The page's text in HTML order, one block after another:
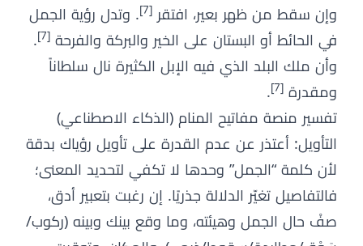
وإن سقط من ظهر بعير، افتقر [7] . وتدل رؤية الجمل
في الحائط أو البستان على الخير والبركة والفرحة [7]
.
وأن ملك البلد الذي فيه الإبل الكثيرة نال سلطاناً
ومقدرة [7]
.
تفسير منصة مفاتيح المنام (الذكاء الاصطناعي)
التأويل: أعتذر عن عدم القدرة على تأويل رؤياك بدقة
لأن كلمة “الجمل” وحدها لا تكفي لتحديد المعنى؛
فالتفاصيل تغيّر الدلالة جذريًا. إن رغبت بتعبير أدق،
صفْ حال الجمل وهيئته، وما وقع بينك وبينه (ركوب/